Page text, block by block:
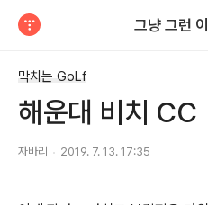
그냥 그런
막치는 GoLf
해운대 비치 CC
자바리 2019. 7. 13. 17:35